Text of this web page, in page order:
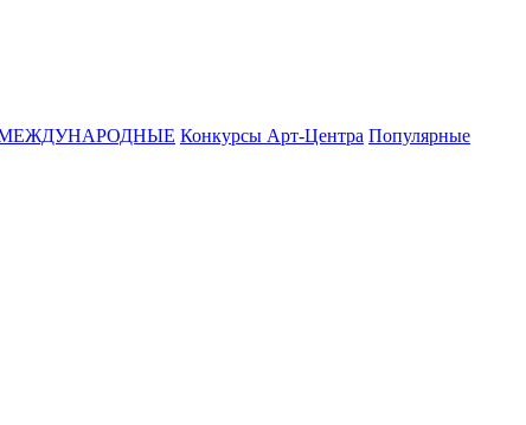
Конкурсы Арт-Центра Популярные